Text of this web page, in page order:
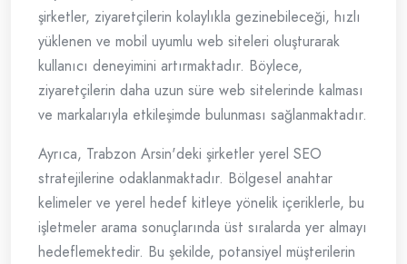
şirketler, ziyaretçilerin kolaylıkla gezinebileceği, hızlı
yüklenen ve mobil uyumlu web siteleri oluşturarak
kullanıcı deneyimini artırmaktadır. Böylece,
ziyaretçilerin daha uzun süre web sitelerinde kalması
ve markalarıyla etkileşimde bulunması sağlanmaktadır.
Ayrıca, Trabzon Arsin'deki şirketler yerel SEO
stratejilerine odaklanmaktadır. Bölgesel anahtar
kelimeler ve yerel hedef kitleye yönelik içeriklerle, bu
işletmeler arama sonuçlarında üst sıralarda yer almayı
hedeflemektedir. Bu şekilde, potansiyel müşterilerin